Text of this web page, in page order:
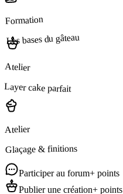
Formation
Les bases du gâteau
Atelier
Layer cake parfait
Atelier
Glaçage & finitions
Participer au forum+ points
Publier une création+ points